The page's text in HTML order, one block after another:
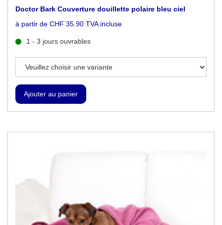
Doctor Bark Couverture douillette polaire bleu ciel
à partir de CHF 35.90 TVA incluse
1 - 3 jours ouvrables